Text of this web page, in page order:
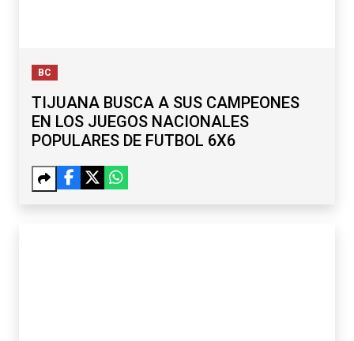
BC
TIJUANA BUSCA A SUS CAMPEONES
EN LOS JUEGOS NACIONALES
POPULARES DE FUTBOL 6X6